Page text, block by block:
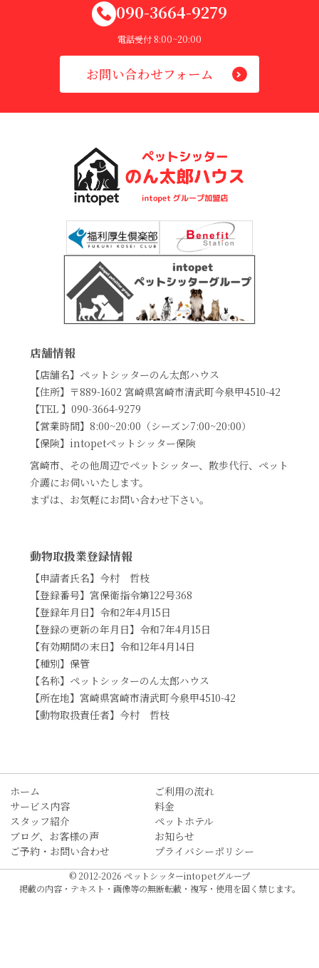
090-3664-9279
電話受付 8:00~20:00
お問い合わせフォーム
店舗情報
【店舗名】ペットシッターのん太郎ハウス
【住所】〒889-1602 宮崎県宮崎市清武町今泉甲4510-42
【TEL 】090-3664-9279
【営業時間】8:00~20:00（シーズン7:00~20:00）
【保険】intopetペットシッター保険
宮崎市、その他周辺でペットシッター、散歩代行、ペット
介護にお伺いいたします。
まずは、お気軽にお問い合わせ下さい。
動物取扱業登録情報
【申請者氏名】今村 哲枝
【登録番号】宮保衛指令第122号368
【登録年月日】令和2年4月15日
【登録の更新の年月日】令和7年4月15日
【有効期間の末日】令和12年4月14日
【種別】保管
【名称】ペットシッターのん太郎ハウス
【所在地】宮崎県宮崎市清武町今泉甲4510-42
【動物取扱責任者】今村 哲枝
ホーム
ご利用の流れ
サービス内容
料金
スタッフ紹介
ペットホテル
ブログ、お客様の声
お知らせ
ご予約・お問い合わせ
プライバシーポリシー
© 2012-2026 ペットシッターintopetグループ
掲載の内容・テキスト・画像等の無断転載・複写・使用を固く禁じます。